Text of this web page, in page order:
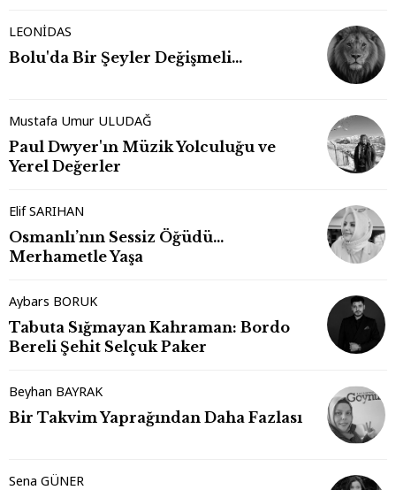
LEONİDAS
Bolu'da Bir Şeyler Değişmeli…
Mustafa Umur ULUDAĞ
Paul Dwyer'ın Müzik Yolculuğu ve
Yerel Değerler
Elif SARIHAN
Osmanlı’nın Sessiz Öğüdü…
Merhametle Yaşa
Aybars BORUK
Tabuta Sığmayan Kahraman: Bordo
Bereli Şehit Selçuk Paker
Beyhan BAYRAK
Bir Takvim Yaprağından Daha Fazlası
Sena GÜNER